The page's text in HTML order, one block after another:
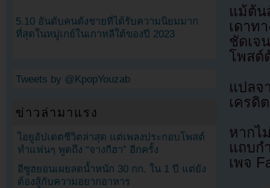
แม้ต้น
เดาท
ชัดเจ
โพสต์
แปล
เครดิ
หากไ
แถบก
เพจ
5.10 อันดับคนดังชายที่ได้รับความนิยมมาก
ที่สุดในหมู่เกย์ในเกาหลีใต้ของปี 2023
Tweets by @KpopYouzab
ข่าวล่ามาแรง
ไอยูอัปเดตชีวิตล่าสุด แต่เพลงประกอบโพสต์
ทำแฟนๆ พูดถึง “จางกีฮา” อีกครั้ง
อีซูฮยอนเผยลดน้ำหนัก 30 กก. ใน 1 ปี แต่ยัง
ต้องสู้กับความอยากอาหาร